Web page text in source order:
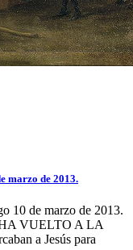
marzo de 2013.
10 de marzo de 2013.
VUELTO A LA
a Jesús para